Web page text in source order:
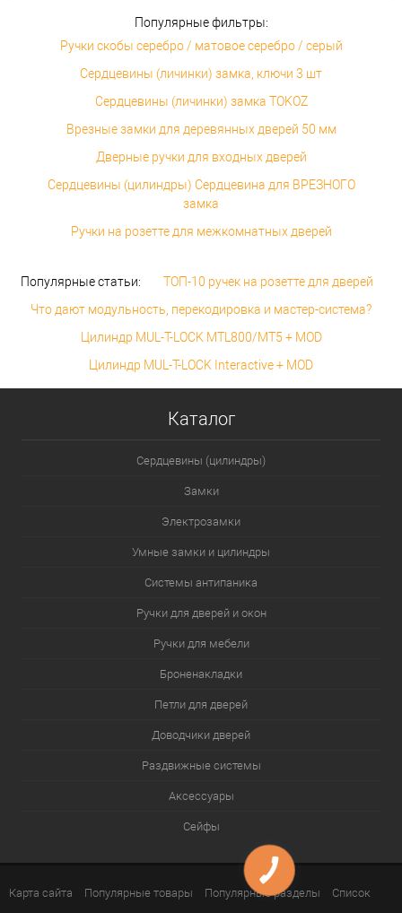
Популярные фильтры:
Ручки скобы серебро / матовое серебро / серый
Сердцевины (личинки) замка, ключи 3 шт
Сердцевины (личинки) замка TOKOZ
Врезные замки для деревянных дверей 50 мм
Дверные ручки для входных дверей
Сердцевины (цилиндры) Сердцевина для ВРЕЗНОГО
замка
Ручки на розетте для межкомнатных дверей
Популярные статьи:
ТОП-10 ручек на розетте для дверей
Что дают модульность, перекодировка и мастер-система?
Цилиндр MUL-T-LOCK MTL800/MT5 + MOD
Цилиндр MUL-T-LOCK Interactive + MOD
Каталог
Сердцевины (цилиндры)
Замки
Электрозамки
Умные замки и цилиндры
Системы антипаника
Ручки для дверей и окон
Ручки для мебели
Броненакладки
Петли для дверей
Доводчики дверей
Раздвижные системы
Аксессуары
Сейфы
Карта сайта Популярные товары Популярные разделы Список